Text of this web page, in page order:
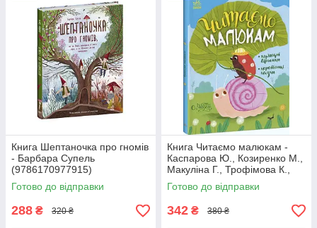
Книга Шептаночка про гномів
- Барбара Супель
(9786170977915)
Готово до відправки
288 ₴ 320 ₴
Книга Читаємо малюкам -
Каспарова Ю., Козиренко М.,
Макуліна Г., Трофімова К.,
Юліта Ран (9786170976888)
Готово до відправки
342 ₴ 380 ₴